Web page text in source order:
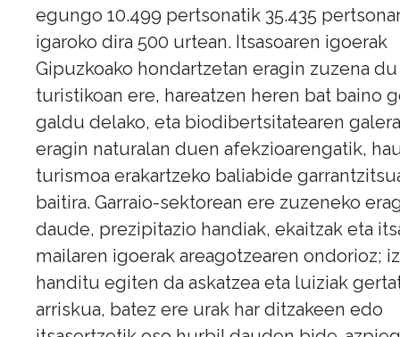
egungo 10.499 pertsonatik 35.435
igaroko dira 500 urtean. Itsasoaren igoerak
Gipuzkoako hondartzetan eragin zuzena
turistikoan ere, hareatzen heren bat baino
galdu delako, eta biodibertsitatearen
eragin naturalan duen afekzioarengatik,
turismoa erakartzeko baliabide
baitira. Garraio-sektorean ere zuzeneko
daude, prezipitazio handiak, ekaitzak eta
mailaren igoerak areagotzearen ondorioz;
handitu egiten da askatzea eta luiziak
arriskua, batez ere urak har ditzakeen edo